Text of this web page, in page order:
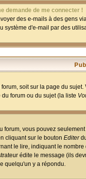
demande de me connecter !
des e-mails à des gens
système d'e-mail par des
soit sur la page du
forum ou du sujet (la liste
vous pouvez
cliquant sur le bouton Editer
le lire, indiquant le
édite le message (ils
quelqu'un y a répondu.